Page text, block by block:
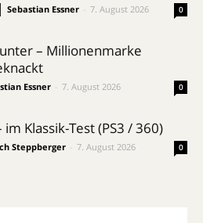
Sebastian Essner 7. August 2026 0
– Millionenmarke
Essner 7. August 2026 0
im Klassik-Test (PS3 / 360)
Steppberger 7. August 2026 0